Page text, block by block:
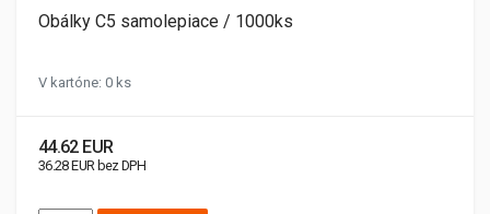
Obálky C5 samolepiace / 1000ks
V kartóne: 0 ks
44.62 EUR
36.28 EUR bez DPH